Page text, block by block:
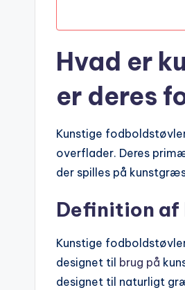
Hvad er
er deres
Kunstige
overflader. Deres
der spilles på
Definition
Kunstige
designet til brug på
designet til naturligt